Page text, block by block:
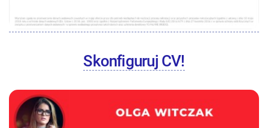
Skonfiguruj CV!